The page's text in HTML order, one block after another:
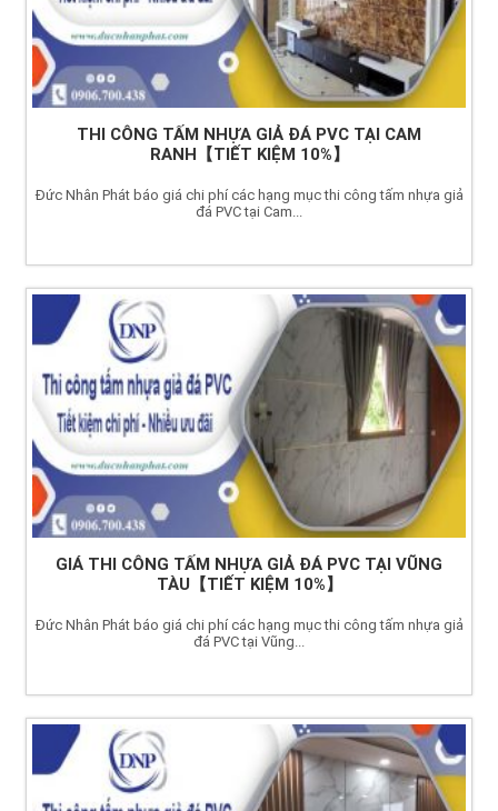
THI CÔNG TẤM NHỰA GIẢ ĐÁ PVC TẠI CAM
RANH【TIẾT KIỆM 10%】
Đức Nhân Phát báo giá chi phí các hạng mục thi công tấm nhựa giả
đá PVC tại Cam...
GIÁ THI CÔNG TẤM NHỰA GIẢ ĐÁ PVC TẠI VŨNG
TÀU【TIẾT KIỆM 10%】
Đức Nhân Phát báo giá chi phí các hạng mục thi công tấm nhựa giả
đá PVC tại Vũng...